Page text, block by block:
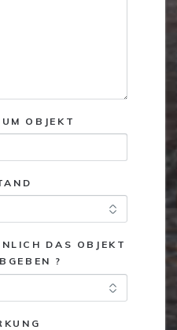
OBJEKT
DAS OBJEKT
?